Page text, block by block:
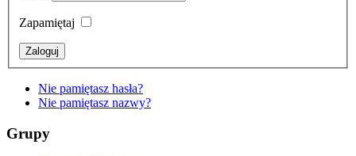
Zapamiętaj
Nie pamiętasz hasła?
Nie pamiętasz nazwy?
Grupy